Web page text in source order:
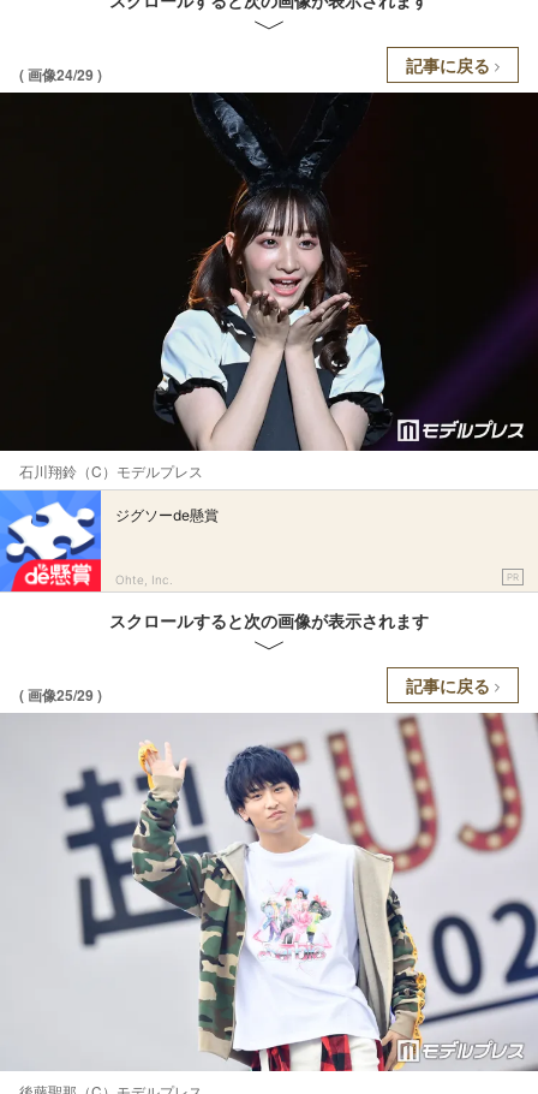
( 画像24/29 ) 記事に戻る
石川翔鈴（C）モデルプレス
ジグソーde懸賞
Ohte, Inc. PR
スクロールすると次の画像が表示されます
( 画像25/29 ) 記事に戻る